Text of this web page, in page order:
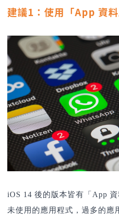
建議1：使用「App 資
iOS 14 後的版本皆有「App
未使用的應用程式，過多的應